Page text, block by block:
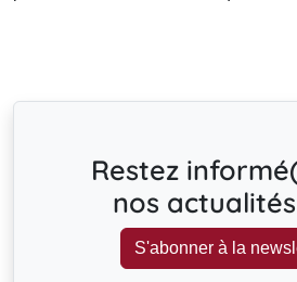
Restez
nos actualités
S'abonner à la